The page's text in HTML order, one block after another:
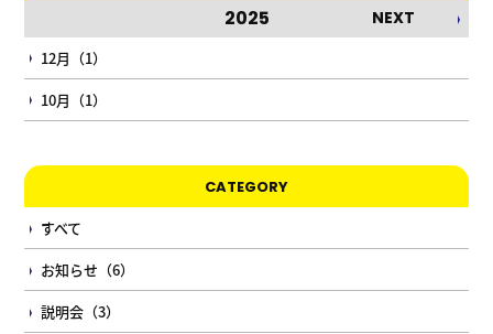
2025 NEXT
12月（1）
10月（1）
CATEGORY
すべて
お知らせ（6）
説明会（3）